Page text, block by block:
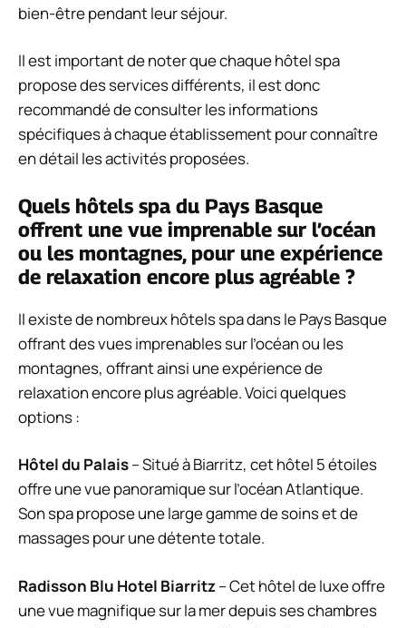
bien-être pendant leur séjour.
Il est important de noter que chaque hôtel spa
propose des services différents, il est donc
recommandé de consulter les informations
spécifiques à chaque établissement pour connaître
en détail les activités proposées.
Quels hôtels spa du Pays Basque
offrent une vue imprenable sur l’océan
ou les montagnes, pour une expérience
de relaxation encore plus agréable ?
Il existe de nombreux hôtels spa dans le Pays Basque
offrant des vues imprenables sur l’océan ou les
montagnes, offrant ainsi une expérience de
relaxation encore plus agréable. Voici quelques
options :
Hôtel du Palais– Situé à Biarritz, cet hôtel 5 étoiles
offre une vue panoramique sur l’océan Atlantique.
Son spa propose une large gamme de soins et de
massages pour une détente totale.
Radisson Blu Hotel Biarritz– Cet hôtel de luxe offre
une vue magnifique sur la mer depuis ses chambres